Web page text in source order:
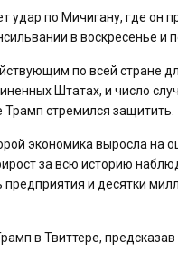
удар по Мичигану, где он
в воскресенье и
по всей стране
Штатах, и число
Трамп стремился защитить.
экономика выросла на
за всю историю
предприятия и десятки
в Твиттере,